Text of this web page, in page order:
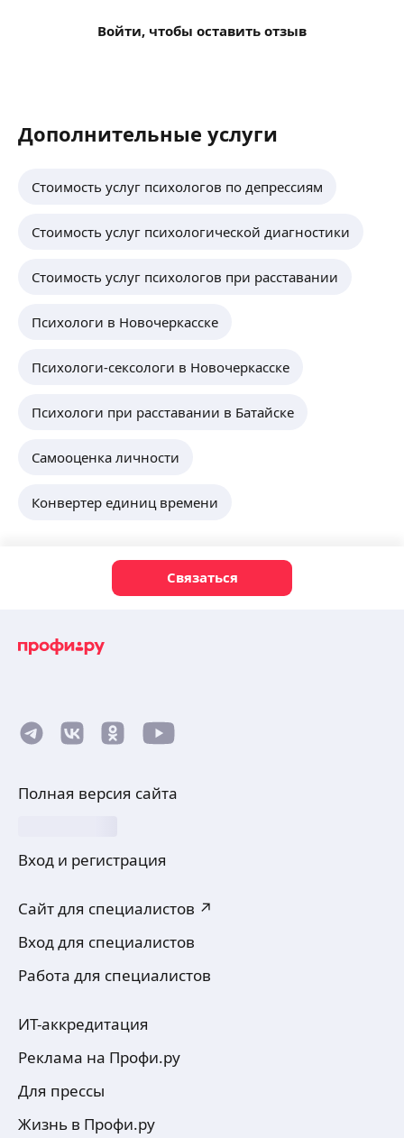
Войти, чтобы оставить отзыв
Дополнительные услуги
Стоимость услуг психологов по депрессиям
Стоимость услуг психологической диагностики
Стоимость услуг психологов при расставании
Психологи в Новочеркасске
Психологи-сексологи в Новочеркасске
Психологи при расставании в Батайске
Самооценка личности
Конвертер единиц времени
Связаться
Полная версия сайта
Вход и регистрация
Сайт для специалистов ↗
Вход для специалистов
Работа для специалистов
ИТ-аккредитация
Реклама на Профи.ру
Для прессы
Жизнь в Профи.ру